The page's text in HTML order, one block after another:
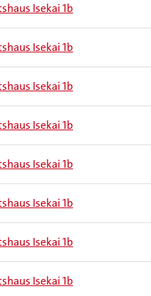
Isekai 1b
Isekai 1b
Isekai 1b
Isekai 1b
Isekai 1b
Isekai 1b
Isekai 1b
Isekai 1b